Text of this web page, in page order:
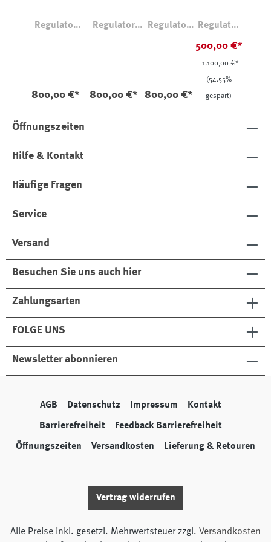
Regulator
800,00 €*
Regulator
800,00 €*
Regulator
800,00 €*
Regulator
Savile
7040 LTD
Wool Grey
500,00 €*
1.100,00 €*
(54.55%
gespart)
Öffnungszeiten
Hilfe & Kontakt
Häufige Fragen
Service
Versand
Besuchen Sie uns auch hier
Zahlungsarten
FOLGE UNS
Newsletter abonnieren
AGB Datenschutz Impressum Kontakt
Barrierefreiheit Feedback Barrierefreiheit
Öffnungszeiten Versandkosten Lieferung & Retouren
Vertrag widerrufen
Alle Preise inkl. gesetzl. Mehrwertsteuer zzgl. Versandkosten